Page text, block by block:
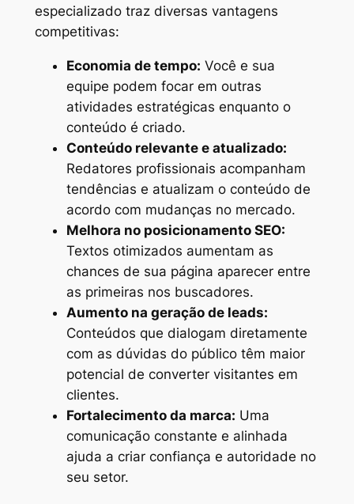
especializado traz diversas vantagens
competitivas:
Economia de tempo: Você e sua
equipe podem focar em outras
atividades estratégicas enquanto o
conteúdo é criado.
Conteúdo relevante e atualizado:
Redatores profissionais acompanham
tendências e atualizam o conteúdo de
acordo com mudanças no mercado.
Melhora no posicionamento SEO:
Textos otimizados aumentam as
chances de sua página aparecer entre
as primeiras nos buscadores.
Aumento na geração de leads:
Conteúdos que dialogam diretamente
com as dúvidas do público têm maior
potencial de converter visitantes em
clientes.
Fortalecimento da marca: Uma
comunicação constante e alinhada
ajuda a criar confiança e autoridade no
seu setor.